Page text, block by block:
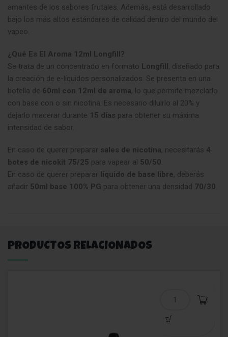
amantes de los sabores frutales. Además, está desarrollado
bajo los más altos estándares de calidad dentro del mundo del
vapeo.
¿Qué Es El Aroma 12ml Longfill?
Se trata de un concentrado en formato Longfill, diseñado para
la creación de e-líquidos personalizados. Se presenta en una
botella de 60ml con 12ml de aroma, lo que permite mezclarlo
con base con o sin nicotina. Es necesario diluirlo al 20% y
dejarlo macerar durante 15 días para obtener su máxima
intensidad de sabor.
En caso de querer preparar sales de nicotina, necesitarás 4
botes de nicokit 75/25 para vapear al 50/50.
En caso de querer preparar líquido de base libre, deberás
añadir 50ml base 100% PG para obtener una densidad 70/30.
PRODUCTOS RELACIONADOS